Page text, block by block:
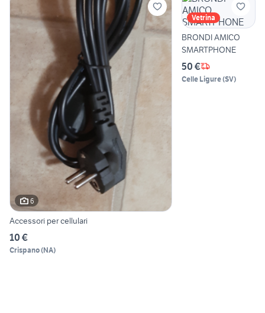
6
Accessori per cellulari
10 €
Crispano(NA)
Vetrina
BRONDI AMICO
SMARTPHONE
50 €
Celle Ligure(SV)